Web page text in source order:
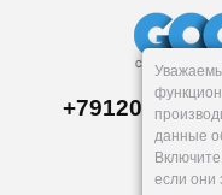
Пн-
данные
если они